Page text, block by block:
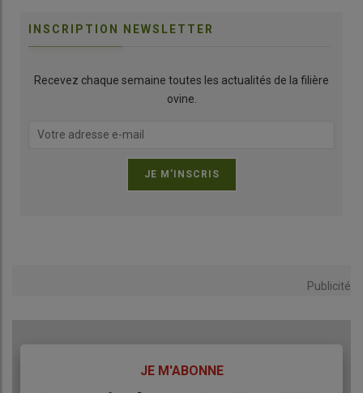
INSCRIPTION NEWSLETTER
Recevez chaque semaine toutes les actualités de la filière
ovine.
Publicité
JE M'ABONNE